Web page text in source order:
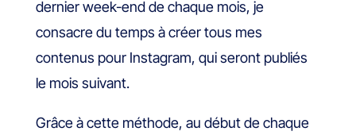
dernier week-end de chaque mois, je
consacre du temps à créer tous mes
contenus pour Instagram, qui seront publiés
le mois suivant.
Grâce à cette méthode, au début de chaque